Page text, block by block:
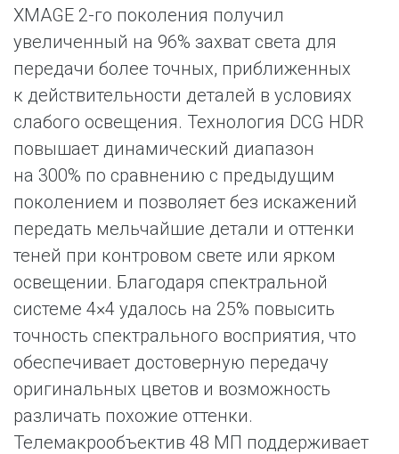
XMAGE 2-го поколения получил
увеличенный на 96% захват света для
передачи более точных, приближенных
к действительности деталей в условиях
слабого освещения. Технология DCG HDR
повышает динамический диапазон
на 300% по сравнению с предыдущим
поколением и позволяет без искажений
передать мельчайшие детали и оттенки
теней при контровом свете или ярком
освещении. Благодаря спектральной
системе 4×4 удалось на 25% повысить
точность спектрального восприятия, что
обеспечивает достоверную передачу
оригинальных цветов и возможность
различать похожие оттенки.
Телемакрообъектив 48 МП поддерживает